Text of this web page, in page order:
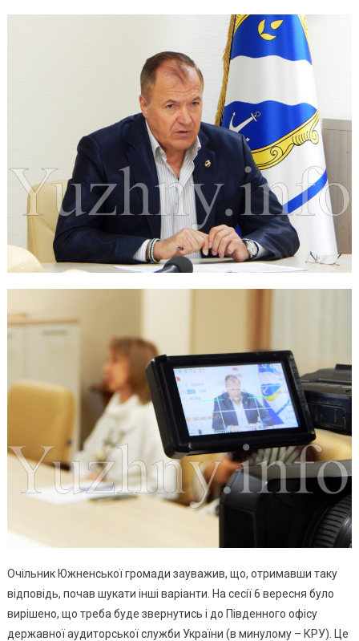
Очільник Южненської громади зауважив, що, отримавши таку
відповідь, почав шукати інші варіанти. На сесії 6 вересня було
вирішено, що треба буде звернутись і до Південного офісу
державної аудиторської служби України (в минулому – КРУ). Це